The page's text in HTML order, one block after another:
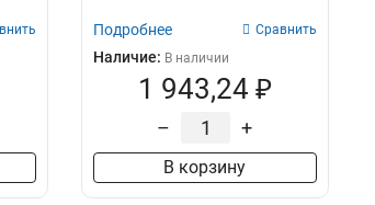
Подробнее Сравнить
Наличие: В наличии
1 943,24 ₽
– +
В корзину